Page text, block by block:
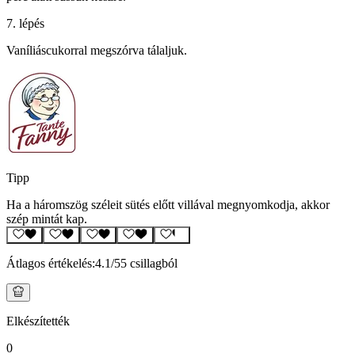
7. lépés
Vaníliáscukorral megszórva tálaljuk.
Tipp
Ha a háromszög széleit sütés előtt villával megnyomkodja, akkor
szép mintát kap.
Átlagos értékelés:4.1/55 csillagból
Elkészítették
0